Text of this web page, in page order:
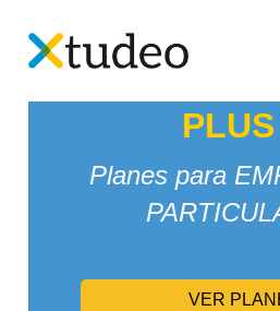
content
¿Conoces
PLUS
Planes para
VER